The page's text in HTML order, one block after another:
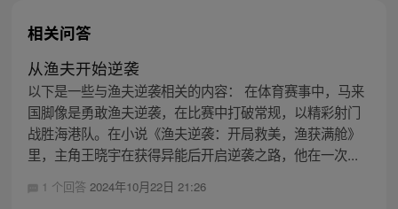
相关问答
从渔夫开始逆袭
以下是一些与渔夫逆袭相关的内容： 在体育赛事中，马来
国脚像是勇敢渔夫逆袭，在比赛中打破常规，以精彩射门
战胜海港队。在小说《渔夫逆袭：开局救美，渔获满舱》
里，主角王晓宇在获得异能后开启逆袭之路，他在一次...
1 个回答 2024年10月22日 21:26